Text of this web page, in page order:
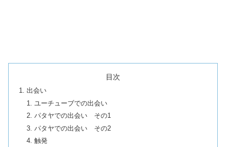
目次
出会い
ユーチューブでの出会い
パタヤでの出会い その1
パタヤでの出会い その2
触発